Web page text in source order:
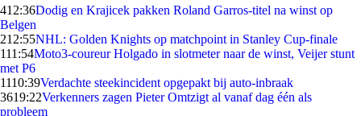
412:36Dodig en Krajicek pakken Roland Garros-titel na winst op
Belgen
212:55NHL: Golden Knights op matchpoint in Stanley Cup-finale
111:54Moto3-coureur Holgado in slotmeter naar de winst, Veijer stunt
met P6
1110:39Verdachte steekincident opgepakt bij auto-inbraak
3619:22Verkenners zagen Pieter Omtzigt al vanaf dag één als
probleem